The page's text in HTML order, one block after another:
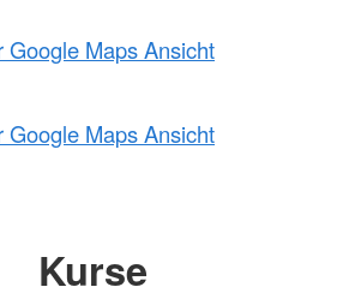
Google Maps Ansicht
Google Maps Ansicht
Kurse